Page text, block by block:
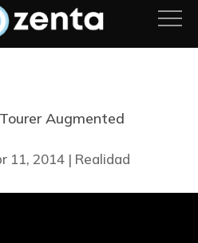
Augmented
11, 2014| Realidad